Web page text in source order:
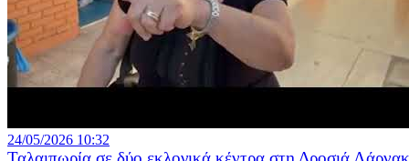
24/05/2026 10:32